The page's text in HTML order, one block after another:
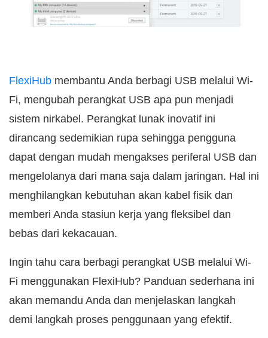
FlexiHub membantu Anda berbagi USB melalui Wi-
Fi, mengubah perangkat USB apa pun menjadi
sistem nirkabel. Perangkat lunak inovatif ini
dirancang sedemikian rupa sehingga pengguna
dapat dengan mudah mengakses periferal USB dan
mengelolanya dari mana saja dalam jaringan. Hal ini
menghilangkan kebutuhan akan kabel fisik dan
memberi Anda stasiun kerja yang fleksibel dan
bebas dari kekacauan.
Ingin tahu cara berbagi perangkat USB melalui Wi-
Fi menggunakan FlexiHub? Panduan sederhana ini
akan memandu Anda dan menjelaskan langkah
demi langkah proses penggunaan yang efektif.